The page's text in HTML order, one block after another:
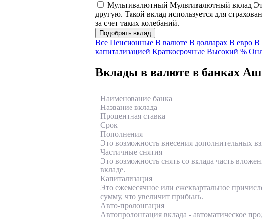
Мультивалютный Мультивалютный вклад
другую. Такой вклад используется для
за счет таких колебаний.
Подобрать вклад
Все Пенсионные В валюте В долларах В евро В
капитализацией Краткосрочные Высокий %
Вклады в валюте в банках
Наименование банка
Название вклада
Процентная ставка
Срок
Пополнения
Это возможность внесения дополнительных
Частичные снятия
Это возможность снять со вклада часть
вкладе.
Капитализация
Это ежемесячное или ежеквартальное
сумму, что увеличит прибыль.
Авто-пролонгация
Автопролонгация вклада - автоматическое